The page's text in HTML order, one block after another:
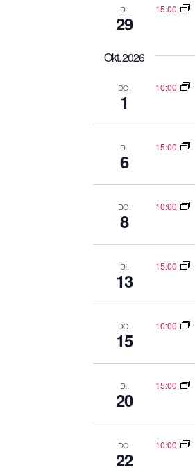
DI.
29
15:00
Okt. 2026
DO.
1
10:00
DI.
6
15:00
DO.
8
10:00
DI.
13
15:00
DO.
15
10:00
DI.
20
15:00
DO.
22
10:00